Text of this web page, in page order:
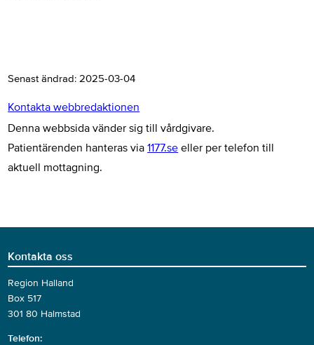
Senast ändrad:2025-03-04
Kontakta webbredaktionen
Denna webbsida vänder sig till vårdgivare.
Patientärenden hanteras via1177.se eller per telefon till
aktuell mottagning.
Kontakta oss
Region Halland
Box 517
301 80 Halmstad
Telefon: